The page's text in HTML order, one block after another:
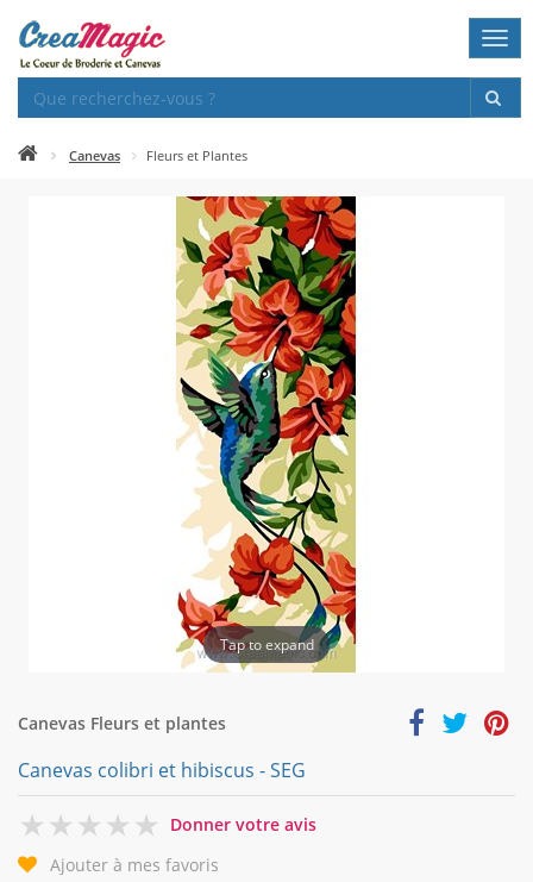
Canevas Fleurs et Plantes
Tap to expand
Canevas Fleurs et plantes
Canevas colibri et hibiscus - SEG
0
Donner votre avis
Ajouter à mes favoris